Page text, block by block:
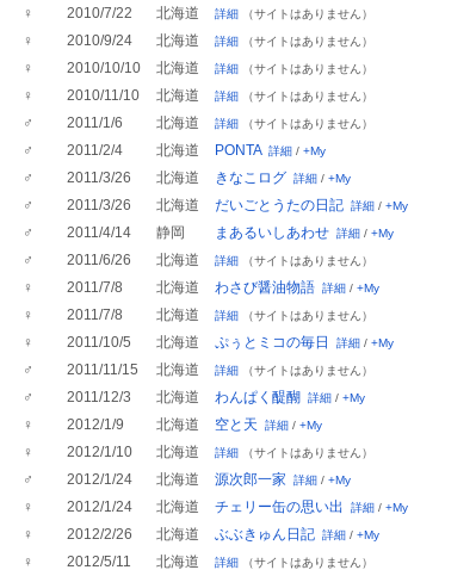
♀ 2010/7/22 北海道 詳細 （サイトはありません）
♀ 2010/9/24 北海道 詳細 （サイトはありません）
♀ 2010/10/10 北海道 詳細 （サイトはありません）
♀ 2010/11/10 北海道 詳細 （サイトはありません）
♂ 2011/1/6 北海道 詳細 （サイトはありません）
♂ 2011/2/4 北海道 PONTA 詳細 / +My
♂ 2011/3/26 北海道 きなこログ 詳細 / +My
♂ 2011/3/26 北海道 だいごとうたの日記 詳細 / +My
♂ 2011/4/14 静岡 まあるいしあわせ 詳細 / +My
♂ 2011/6/26 北海道 詳細 （サイトはありません）
♀ 2011/7/8 北海道 わさび醤油物語 詳細 / +My
♀ 2011/7/8 北海道 詳細 （サイトはありません）
♀ 2011/10/5 北海道 ぷぅとミコの毎日 詳細 / +My
♂ 2011/11/15 北海道 詳細 （サイトはありません）
♂ 2011/12/3 北海道 わんぱく醍醐 詳細 / +My
♀ 2012/1/9 北海道 空と天 詳細 / +My
♀ 2012/1/10 北海道 詳細 （サイトはありません）
♂ 2012/1/24 北海道 源次郎一家 詳細 / +My
♀ 2012/1/24 北海道 チェリー缶の思い出 詳細 / +My
♀ 2012/2/26 北海道 ぶぶきゅん日記 詳細 / +My
♀ 2012/5/11 北海道 詳細 （サイトはありません）